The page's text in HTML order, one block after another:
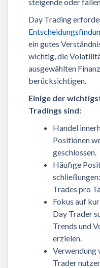
Day Trading
ein gutes
wichtig, die
ausgewählten
berücksichtigen.
Einige der
Tradings sind:
Handel
Positionen
geschlossen.
Häufige
Trades pro
Fokus auf
Day Trader
Trends und
erzielen.
Verwendung
Trader